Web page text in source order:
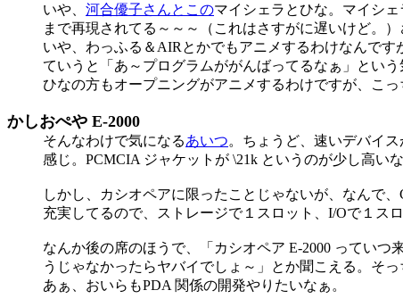
いや、 河合優子さんとこのマイシェラとひな。マイシ
まで再現されてる～～～（これはさすがに遅いけど。
いや、わっふる＆AIRとかでもアニメするわけなんで
ていうと「あ～プログラムががんばってるなぁ」という
ひなの方もオープニングがアニメするわけですが、こ
かしおぺや E-2000
そんなわけで気になるあいつ。ちょうど、速いデバイ
感じ。PCMCIA ジャケットが \21k というのが少し高い
しかし、カシオペアに限ったことじゃないが、なんで
充実してるので、ストレージで１スロット、I/Oで１ス
なんか後の席のほうで、「カシオペア E-2000 ってい
うじゃなかったらヤバイでしょ～」とか聞こえる。そ
あぁ、おいらもPDA 関係の開発やりたいなぁ。